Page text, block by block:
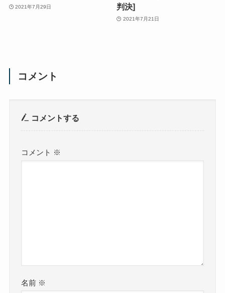
2021年7月29日
判決]
2021年7月21日
コメント
コメントする
コメント ※
名前 ※